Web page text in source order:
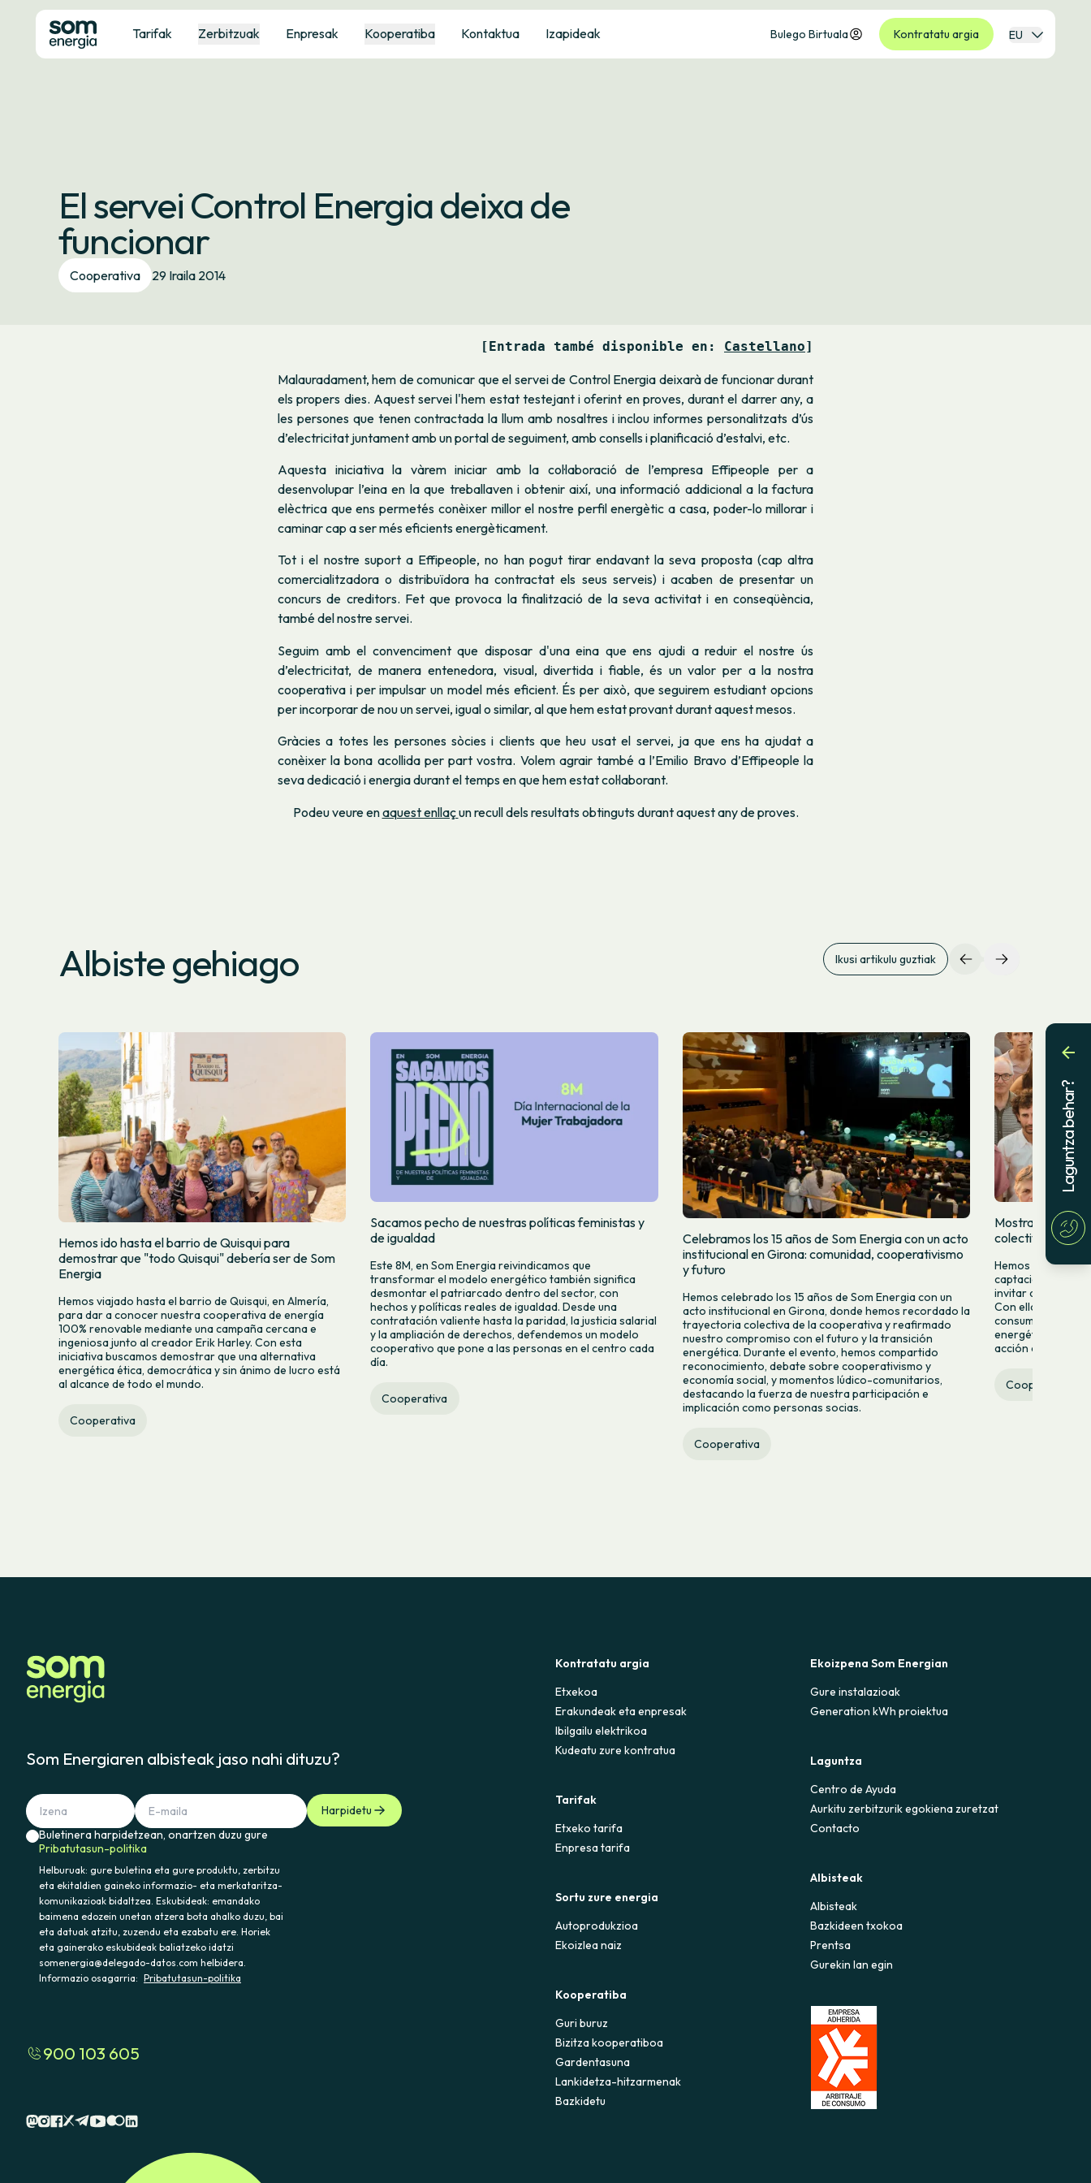
Tarifak Zerbitzuak Enpresak Kooperatiba Kontaktua Izapideak Bulego Birtuala Kontratatu argia EU
El servei Control Energia deixa de
funcionar
Cooperativa 29 Iraila 2014
[Entrada també disponible en: Castellano]
Malauradament, hem de comunicar que el servei de Control Energia deixarà de funcionar durant
els propers dies. Aquest servei l'hem estat testejant i oferint en proves, durant el darrer any, a
les persones que tenen contractada la llum amb nosaltres i inclou informes personalitzats d’ús
d’electricitat juntament amb un portal de seguiment, amb consells i planificació d’estalvi, etc.
Aquesta iniciativa la vàrem iniciar amb la col·laboració de l’empresa Effipeople per a
desenvolupar l’eina en la que treballaven i obtenir així, una informació addicional a la factura
elèctrica que ens permetés conèixer millor el nostre perfil energètic a casa, poder-lo millorar i
caminar cap a ser més eficients energèticament.
Tot i el nostre suport a Effipeople, no han pogut tirar endavant la seva proposta (cap altra
comercialitzadora o distribuïdora ha contractat els seus serveis) i acaben de presentar un
concurs de creditors. Fet que provoca la finalització de la seva activitat i en conseqüència,
també del nostre servei.
Seguim amb el convenciment que disposar d'una eina que ens ajudi a reduir el nostre ús
d’electricitat, de manera entenedora, visual, divertida i fiable, és un valor per a la nostra
cooperativa i per impulsar un model més eficient. És per això, que seguirem estudiant opcions
per incorporar de nou un servei, igual o similar, al que hem estat provant durant aquest mesos.
Gràcies a totes les persones sòcies i clients que heu usat el servei, ja que ens ha ajudat a
conèixer la bona acollida per part vostra. Volem agrair també a l’Emilio Bravo d’Effipeople la
seva dedicació i energia durant el temps en que hem estat col·laborant.
Podeu veure enaquest enllaçun recull dels resultats obtinguts durant aquest any de proves.
Albiste gehiago Ikusi artikulu guztiak
Hemos ido hasta el barrio de Quisqui para
demostrar que "todo Quisqui" debería ser de Som
Energia
Hemos viajado hasta el barrio de Quisqui, en Almería,
para dar a conocer nuestra cooperativa de energía
100% renovable mediante una campaña cercana e
ingeniosa junto al creador Erik Harley. Con esta
iniciativa buscamos demostrar que una alternativa
energética ética, democrática y sin ánimo de lucro está
al alcance de todo el mundo.
Cooperativa
Sacamos pecho de nuestras políticas feministas y
de igualdad
Este 8M, en Som Energia reivindicamos que
transformar el modelo energético también significa
desmontar el patriarcado dentro del sector, con
hechos y políticas reales de igualdad. Desde una
contratación valiente hasta la paridad, la justicia salarial
y la ampliación de derechos, defendemos un modelo
cooperativo que pone a las personas en el centro cada
día.
Cooperativa
Celebramos los 15 años de Som Energia con un acto
institucional en Girona: comunidad, cooperativismo
y futuro
Hemos celebrado los 15 años de Som Energia con un
acto institucional en Girona, donde hemos recordado la
trayectoria colectiva de la cooperativa y reafirmado
nuestro compromiso con el futuro y la transición
energética. Durante el evento, hemos compartido
reconocimiento, debate sobre cooperativismo y
economía social, y momentos lúdico-comunitarios,
destacando la fuerza de nuestra participación e
implicación como personas socias.
Cooperativa
Mostramos
colectivamente
Hemos lanzado
captación para
invitar a más
Con ella
consumir energía
energético desde
acción colectiva.
Cooperativa
Som Energiaren albisteak jaso nahi dituzu?
Harpidetu
Buletinera harpidetzean, onartzen duzu gure
Pribatutasun-politika
Helburuak: gure buletina eta gure produktu, zerbitzu
eta ekitaldien gaineko informazio- eta merkataritza-
komunikazioak bidaltzea. Eskubideak: emandako
baimena edozein unetan atzera bota ahalko duzu, bai
eta datuak atzitu, zuzendu eta ezabatu ere. Horiek
eta gainerako eskubideak baliatzeko idatzi
somenergia@delegado-datos.com helbidera.
Informazio osagarria: Pribatutasun-politika
900 103 605
Kontratatu argia
Etxekoa
Erakundeak eta enpresak
Ibilgailu elektrikoa
Kudeatu zure kontratua
Tarifak
Etxeko tarifa
Enpresa tarifa
Sortu zure energia
Autoprodukzioa
Ekoizlea naiz
Kooperatiba
Guri buruz
Bizitza kooperatiboa
Gardentasuna
Lankidetza-hitzarmenak
Bazkidetu
Ekoizpena Som Energian
Gure instalazioak
Generation kWh proiektua
Laguntza
Centro de Ayuda
Aurkitu zerbitzurik egokiena zuretzat
Contacto
Albisteak
Albisteak
Bazkideen txokoa
Prentsa
Gurekin lan egin
Laguntza behar?